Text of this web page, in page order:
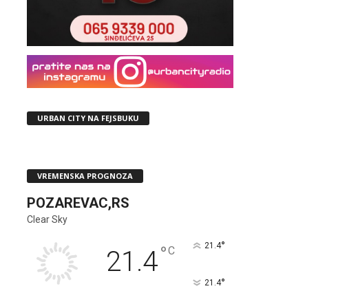
URBAN CITY NA FEJSBUKU
VREMENSKA PROGNOZA
POZAREVAC,RS
Clear Sky
21.4°C 21.4°
21.4°